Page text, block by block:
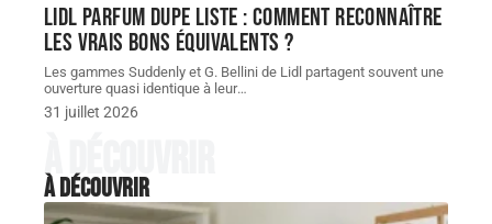
Lidl parfum dupe Liste : comment reconnaître
les vrais bons équivalents ?
Les gammes Suddenly et G. Bellini de Lidl partagent souvent une
ouverture quasi identique à leur…
31 juillet 2026
À découvrir
À découvrir